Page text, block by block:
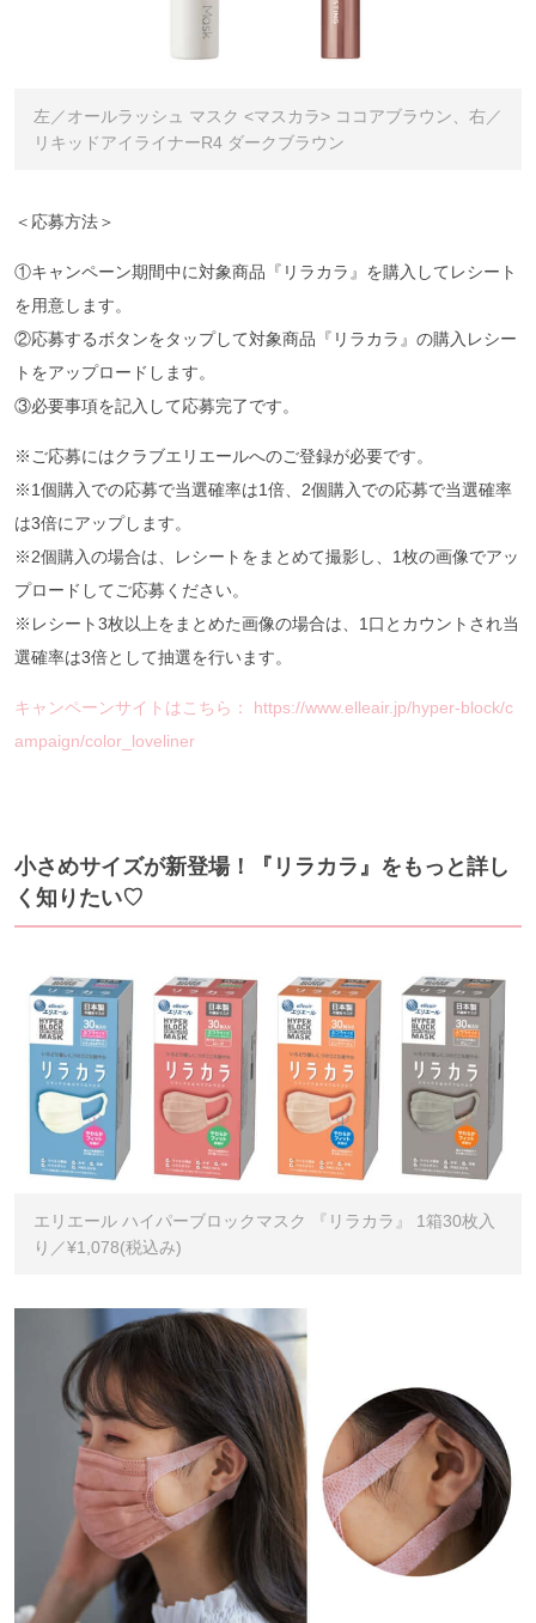
左／オールラッシュ マスク <マスカラ> ココアブラウン、右／
リキッドアイライナーR4 ダークブラウン
＜応募方法＞
①キャンペーン期間中に対象商品『リラカラ』を購入してレシート
を用意します。
②応募するボタンをタップして対象商品『リラカラ』の購入レシー
トをアップロードします。
③必要事項を記入して応募完了です。
※ご応募にはクラブエリエールへのご登録が必要です。
※1個購入での応募で当選確率は1倍、2個購入での応募で当選確率
は3倍にアップします。
※2個購入の場合は、レシートをまとめて撮影し、1枚の画像でアッ
プロードしてご応募ください。
※レシート3枚以上をまとめた画像の場合は、1口とカウントされ当
選確率は3倍として抽選を行います。
キャンペーンサイトはこちら： https://www.elleair.jp/hyper-block/c
ampaign/color_loveliner
小さめサイズが新登場！『リラカラ』をもっと詳し
く知りたい♡
エリエール ハイパーブロックマスク 『リラカラ』 1箱30枚入
り／¥1,078(税込み)